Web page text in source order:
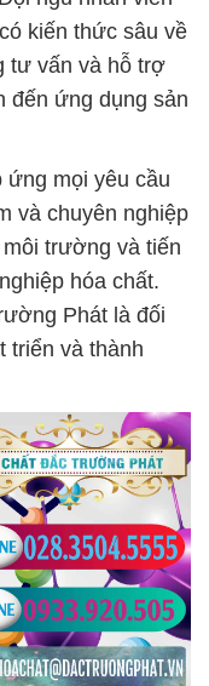
kiến thức sâu về
tư vấn và hỗ trợ
đến ứng dụng sản
ứng mọi yêu cầu
và chuyên nghiệp
trường và tiến
hóa chất.
Phát là đối
triển và thành